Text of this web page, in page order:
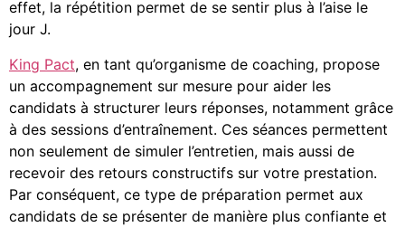
effet, la répétition permet de se sentir plus à l’aise le
jour J.
King Pact, en tant qu’organisme de coaching, propose
un accompagnement sur mesure pour aider les
candidats à structurer leurs réponses, notamment grâce
à des sessions d’entraînement. Ces séances permettent
non seulement de simuler l’entretien, mais aussi de
recevoir des retours constructifs sur votre prestation.
Par conséquent, ce type de préparation permet aux
candidats de se présenter de manière plus confiante et